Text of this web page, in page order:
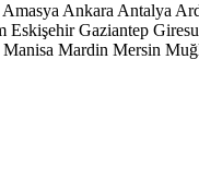
Amasya Ankara Antalya
Eskişehir Gaziantep
Manisa Mardin Mersin